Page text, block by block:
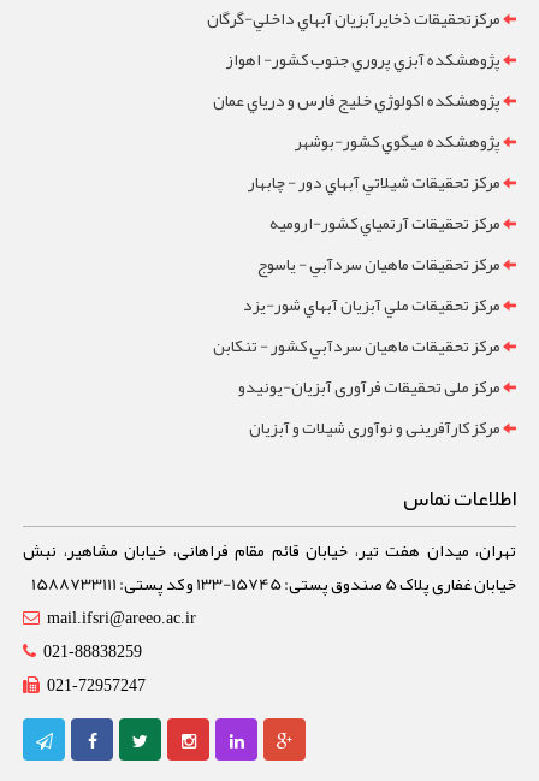
مرکزتحقيقات ذخايرآبزيان آبهاي داخلي-گرگان
پژوهشکده آبزي پروري جنوب کشور- اهواز
پژوهشکده اکولوژي خليج فارس و درياي عمان
پژوهشکده ميگوي کشور-بوشهر
مرکز تحقيقات شيلاتي آبهاي دور - چابهار
مرکز تحقيقات آرتمياي کشور-ارومیه
مرکز تحقيقات ماهيان سردآبي - ياسوج
مرکز تحقيقات ملي آبزيان آبهاي شور-یزد
مرکز تحقيقات ماهيان سردآبي کشور - تنکابن
مرکز ملی تحقیقات فرآوری آبزیان-یونیدو
مرکز کارآفرینی و نوآوری شیلات و آبزیان
اطلاعات تماس
تهران، میدان هفت تیر، خیابان قائم مقام فراهانی، خیابان مشاهیر، نبش
خیابان غفاری پلاک 5 صندوق پستی: 15745-133 و کد پستی: 1588733111
mail.ifsri@areeo.ac.ir
021-88838259
021-72957247